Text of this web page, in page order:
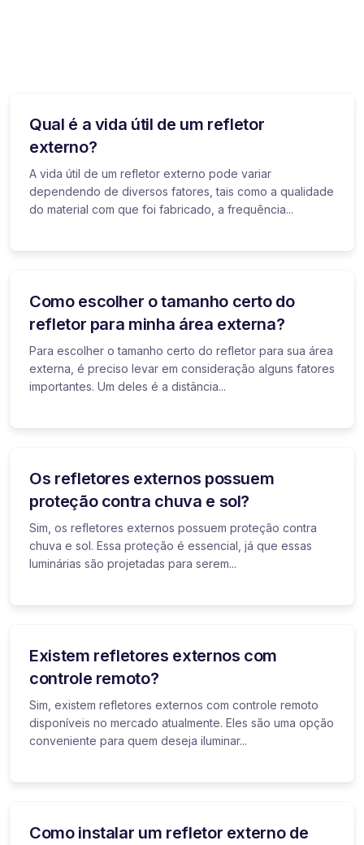
Qual é a vida útil de um refletor
externo?
A vida útil de um refletor externo pode variar
dependendo de diversos fatores, tais como a qualidade
do material com que foi fabricado, a frequência...
Como escolher o tamanho certo do
refletor para minha área externa?
Para escolher o tamanho certo do refletor para sua área
externa, é preciso levar em consideração alguns fatores
importantes. Um deles é a distância...
Os refletores externos possuem
proteção contra chuva e sol?
Sim, os refletores externos possuem proteção contra
chuva e sol. Essa proteção é essencial, já que essas
luminárias são projetadas para serem...
Existem refletores externos com
controle remoto?
Sim, existem refletores externos com controle remoto
disponíveis no mercado atualmente. Eles são uma opção
conveniente para quem deseja iluminar...
Como instalar um refletor externo de